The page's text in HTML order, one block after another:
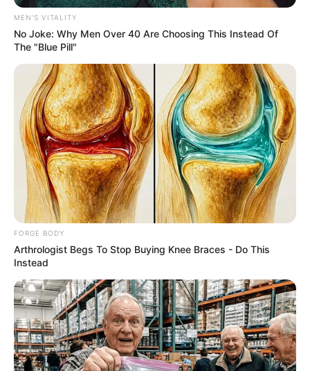
แมลง กระดิ่งเงินกระดิ่งทอง แมลงแห่งโชคลาภและ
ความมั่งคั่งรํ่ารวย หากผู้มีอาชีพทํามาค้าขายเลี้ยงไว้
แล้วจะพบแต่ความรํ่ารวย รวย รวย
ตาได้พบเห็นกับโถแก้วใสที่มีแมลงตัวเล็กๆคล้ายดวงปีก
แข็งมีสีดํามัน ขนาดลําตัวเท่าหัวไม้ขีดไฟ ที่มีจํานวนมากอ
ยู่เต็มโถ กําลังกัดกินข้าวตอกอยู่ในโถแก้ว ซึ่งถูกวางไว้ใน
ร้านค้าต่างๆ จนเกิดคําถามขึ้นมาว่าแมลงเหล่านี้คืออะไร
และทําไมผู้ที่ทํามาค้าขายจึงนิยมเลี้ยงแมลงชนิดนี้ไว้ใน
ร้าน
โดยตาม ความเชื่อ ของคนไทยที่มีมาแต่โบราณซึ่งมี
ความเชื่อที่ถูกสืบทอดกันมาอย่างยาวนานว่า แมลงชนิด
นี้เป็นแมลงที่ให้คุณและนําโชคโดยเฉพาะแก่พ่อค้าแม่
ขาย การเลี้ยงไว้ในโถแก้วอย่างดีนี้ จึงเป็นการคือเคล็ด
เพื่อใช้กวักเงินกวักทอง ไม่ต่างจากการบูชานางกวัก หรือ
รกแมว ที่มีพลานุภาพมหัศจรรย์ที่สามารถเรียกลูกค้า ทํา
มาค้าคล่องและสร้างความรํ่ารวยให้แก่คนมากมาย
MEN'S VITALITY
No Joke: Why Men Over 40 Are Choosing This Instead Of
The "Blue Pill"
FORGE BODY
Arthrologist Begs To Stop Buying Knee Braces - Do This
Instead